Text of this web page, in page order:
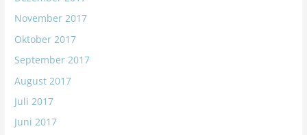
November 2017
Oktober 2017
September 2017
August 2017
Juli 2017
Juni 2017